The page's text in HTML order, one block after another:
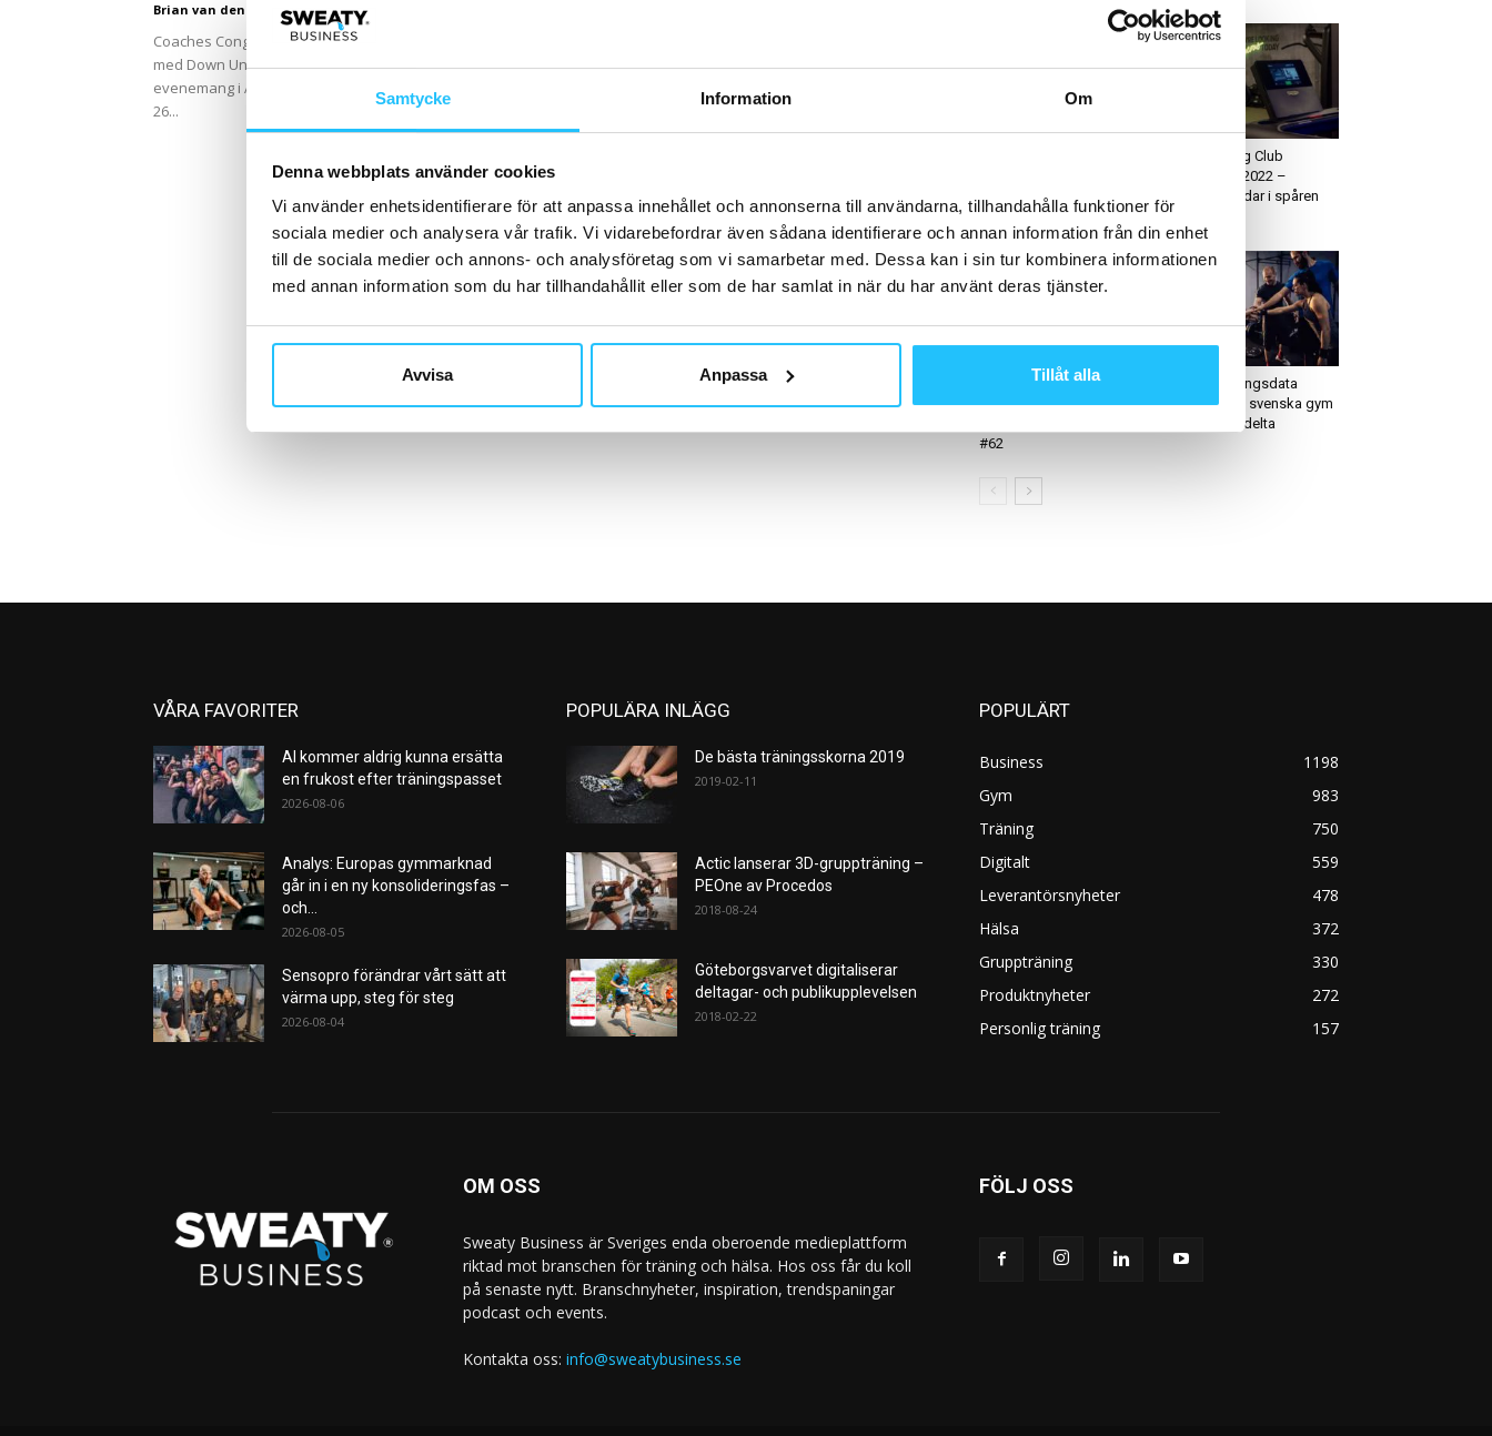
Samtycke Information Om
Denna webbplats använder cookies
Vi använder enhetsidentifierare för att anpassa innehållet och annonserna till användarna, tillhandahålla funktioner för
sociala medier och analysera vår trafik. Vi vidarebefordrar även sådana identifierare och annan information från din enhet
till de sociala medier och annons- och analysföretag som vi samarbetar med. Dessa kan i sin tur kombinera informationen
med annan information som du har tillhandahållit eller som de har samlat in när du har använt deras tjänster.
Avvisa Anpassa Tillåt alla
Brian van den Brink - 2025-02-12
Coaches Congress meddelar att de ingått avtal med
med Down Under Championship (DUC) för sitt första
evenemang i Australien. Eventet äger rum den 23–
26...
Gym Business
STC Training Club
årsrapport 2022 –
positiva vindar i spåren
av...
Kirsi Poikela & Pernilla
Gustafsson, Inpuls –
#62
Global träningsdata
samlas in – svenska gym
uppmanas delta
VÅRA FAVORITER
AI kommer aldrig kunna ersätta
en frukost efter träningspasset
2026-08-06
Analys: Europas gymmarknad
går in i en ny konsolideringsfas –
och...
2026-08-05
Sensopro förändrar vårt sätt att
värma upp, steg för steg
2026-08-04
POPULÄRA INLÄGG
De bästa träningsskorna 2019
2019-02-11
Actic lanserar 3D-gruppträning –
PEOne av Procedos
2018-08-24
Göteborgsvarvet digitaliserar
deltagar- och publikupplevelsen
2018-02-22
POPULÄRT
Business
1198
Gym
983
Träning
750
Digitalt
559
Leverantörsnyheter
478
Hälsa
372
Gruppträning
330
Produktnyheter
272
Personlig träning
157
OM OSS
Sweaty Business är Sveriges enda oberoende medieplattform
riktad mot branschen för träning och hälsa. Hos oss får du koll
på senaste nytt. Branschnyheter, inspiration, trendspaningar
podcast och events.
Kontakta oss: info@sweatybusiness.se
FÖLJ OSS